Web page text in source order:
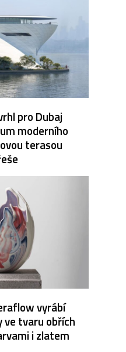
pro Dubaj
moderního
terasou
vyrábí
ve tvaru obřích
i zlatem